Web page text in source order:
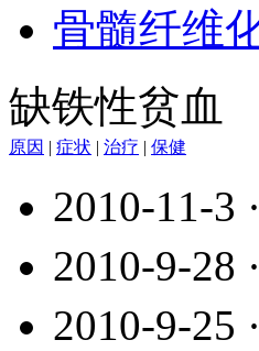
骨髓纤维
缺铁性贫血
原因 | 症状 | 治疗 | 保健
2010-11-3 ·
2010-9-28 ·
2010-9-25 ·